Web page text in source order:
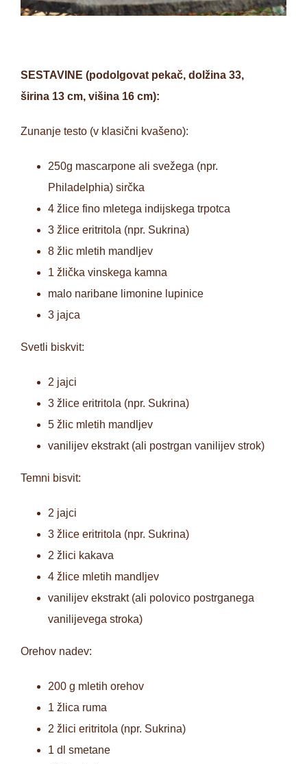
SESTAVINE (podolgovat pekač, dolžina 33,
širina 13 cm, višina 16 cm):
Zunanje testo (v klasični kvašeno):
250g mascarpone ali svežega (npr.
Philadelphia) sirčka
4 žlice fino mletega indijskega trpotca
3 žlice eritritola (npr. Sukrina)
8 žlic mletih mandljev
1 žlička vinskega kamna
malo naribane limonine lupinice
3 jajca
Svetli biskvit:
2 jajci
3 žlice eritritola (npr. Sukrina)
5 žlic mletih mandljev
vanilijev ekstrakt (ali postrgan vanilijev strok)
Temni bisvit:
2 jajci
3 žlice eritritola (npr. Sukrina)
2 žlici kakava
4 žlice mletih mandljev
vanilijev ekstrakt (ali polovico postrganega
vanilijevega stroka)
Orehov nadev:
200 g mletih orehov
1 žlica ruma
2 žlici eritritola (npr. Sukrina)
1 dl smetane